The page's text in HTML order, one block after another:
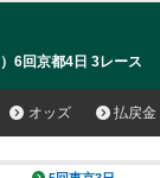
6回京都4日 3レース
オッズ 払戻金